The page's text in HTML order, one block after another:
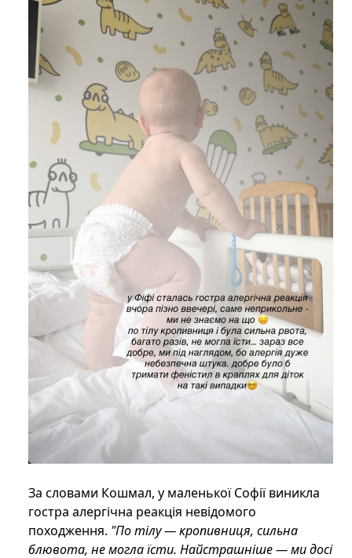
За словами Кошмал, у маленької Софії виникла
гостра алергічна реакція невідомого
походження. "По тілу — кропивниця, сильна
блювота, не могла їсти. Найстрашніше — ми досі